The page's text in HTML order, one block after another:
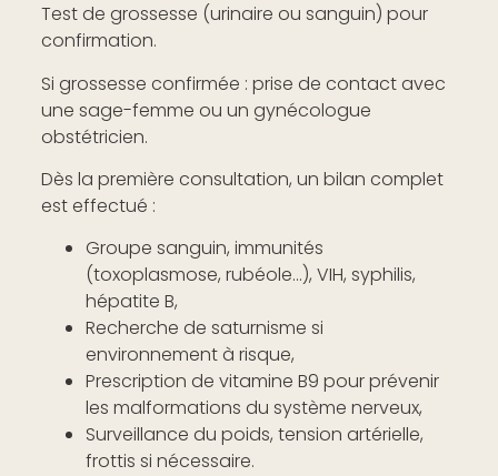
Test de grossesse (urinaire ou sanguin) pour
confirmation.
Si grossesse confirmée : prise de contact avec
une sage-femme ou un gynécologue
obstétricien.
Dès la première consultation, un bilan complet
est effectué :
Groupe sanguin, immunités
(toxoplasmose, rubéole…), VIH, syphilis,
hépatite B,
Recherche de saturnisme si
environnement à risque,
Prescription de vitamine B9 pour prévenir
les malformations du système nerveux,
Surveillance du poids, tension artérielle,
frottis si nécessaire.